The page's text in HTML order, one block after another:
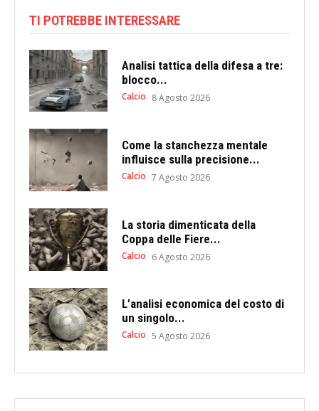
TI POTREBBE INTERESSARE
Analisi tattica della difesa a tre:
blocco...
Calcio 8 Agosto 2026
Come la stanchezza mentale
influisce sulla precisione...
Calcio 7 Agosto 2026
La storia dimenticata della
Coppa delle Fiere...
Calcio 6 Agosto 2026
L’analisi economica del costo di
un singolo...
Calcio 5 Agosto 2026